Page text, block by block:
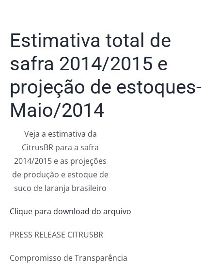
Estimativa total de
safra 2014/2015 e
projeção de estoques-
Maio/2014
Veja a estimativa da
CitrusBR para a safra
2014/2015 e as projeções
de produção e estoque de
suco de laranja brasileiro
Clique para download do arquivo
PRESS RELEASE CITRUSBR
Compromisso de Transparência